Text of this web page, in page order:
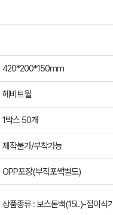
420*200*150mm
헤비트윌
1박스 50개
제작불가/부착가능
OPP포장(부직포쌕별도)
상품종류 : 보스톤백(15L)-접이식